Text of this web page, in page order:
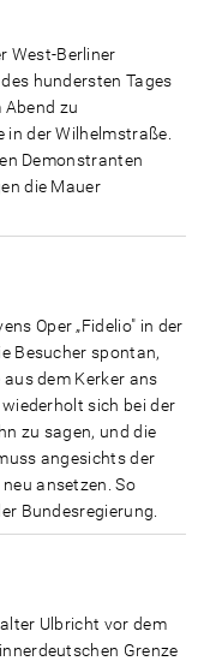
West-Berliner
hundersten Tages
Abend zu
der Wilhelmstraße.
Demonstranten
die Mauer
Oper „Fidelio" in der
Besucher spontan,
dem Kerker ans
sich bei der
zu sagen, und die
angesichts der
ansetzen. So
Bundesregierung.
Ulbricht vor dem
Grenze